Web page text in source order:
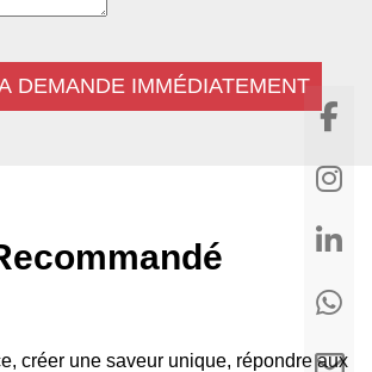
DEMANDE IMMÉDIATEMENT
créer une saveur unique, répondre aux